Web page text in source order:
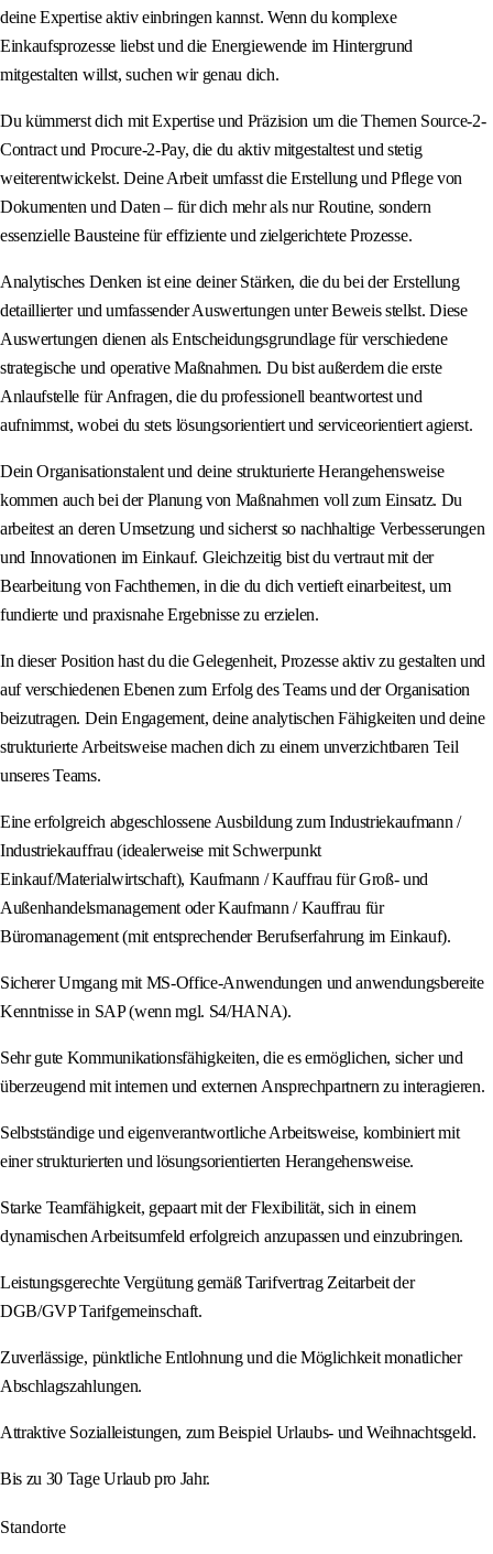
deine Expertise aktiv einbringen kannst. Wenn du komplexe
Einkaufsprozesse liebst und die Energiewende im Hintergrund
mitgestalten willst, suchen wir genau dich.
Du kümmerst dich mit Expertise und Präzision um die Themen Source-2-
Contract und Procure-2-Pay, die du aktiv mitgestaltest und stetig
weiterentwickelst. Deine Arbeit umfasst die Erstellung und Pflege von
Dokumenten und Daten – für dich mehr als nur Routine, sondern
essenzielle Bausteine für effiziente und zielgerichtete Prozesse.
Analytisches Denken ist eine deiner Stärken, die du bei der Erstellung
detaillierter und umfassender Auswertungen unter Beweis stellst. Diese
Auswertungen dienen als Entscheidungsgrundlage für verschiedene
strategische und operative Maßnahmen. Du bist außerdem die erste
Anlaufstelle für Anfragen, die du professionell beantwortest und
aufnimmst, wobei du stets lösungsorientiert und serviceorientiert agierst.
Dein Organisationstalent und deine strukturierte Herangehensweise
kommen auch bei der Planung von Maßnahmen voll zum Einsatz. Du
arbeitest an deren Umsetzung und sicherst so nachhaltige Verbesserungen
und Innovationen im Einkauf. Gleichzeitig bist du vertraut mit der
Bearbeitung von Fachthemen, in die du dich vertieft einarbeitest, um
fundierte und praxisnahe Ergebnisse zu erzielen.
In dieser Position hast du die Gelegenheit, Prozesse aktiv zu gestalten und
auf verschiedenen Ebenen zum Erfolg des Teams und der Organisation
beizutragen. Dein Engagement, deine analytischen Fähigkeiten und deine
strukturierte Arbeitsweise machen dich zu einem unverzichtbaren Teil
unseres Teams.
Eine erfolgreich abgeschlossene Ausbildung zum Industriekaufmann /
Industriekauffrau (idealerweise mit Schwerpunkt
Einkauf/Materialwirtschaft), Kaufmann / Kauffrau für Groß- und
Außenhandelsmanagement oder Kaufmann / Kauffrau für
Büromanagement (mit entsprechender Berufserfahrung im Einkauf).
Sicherer Umgang mit MS-Office-Anwendungen und anwendungsbereite
Kenntnisse in SAP (wenn mgl. S4/HANA).
Sehr gute Kommunikationsfähigkeiten, die es ermöglichen, sicher und
überzeugend mit internen und externen Ansprechpartnern zu interagieren.
Selbstständige und eigenverantwortliche Arbeitsweise, kombiniert mit
einer strukturierten und lösungsorientierten Herangehensweise.
Starke Teamfähigkeit, gepaart mit der Flexibilität, sich in einem
dynamischen Arbeitsumfeld erfolgreich anzupassen und einzubringen.
Leistungsgerechte Vergütung gemäß Tarifvertrag Zeitarbeit der
DGB/GVP Tarifgemeinschaft.
Zuverlässige, pünktliche Entlohnung und die Möglichkeit monatlicher
Abschlagszahlungen.
Attraktive Sozialleistungen, zum Beispiel Urlaubs- und Weihnachtsgeld.
Bis zu 30 Tage Urlaub pro Jahr.
Standorte